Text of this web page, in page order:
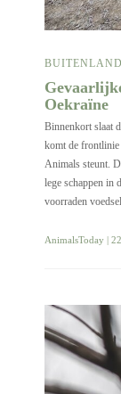
BUITENLAND
Oekraïne
Binnenkort slaat
komt de frontlinie
Animals steunt.
lege schappen in
voorraden
AnimalsToday |